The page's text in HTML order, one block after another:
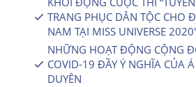
TRANG PHỤC DÂN TỘC CHO
NAM TẠI MISS UNIVERSE
NHỮNG HOẠT ĐỘNG CỘNG
COVID-19 ĐẦY Ý NGHĨA CỦA
DUYÊN